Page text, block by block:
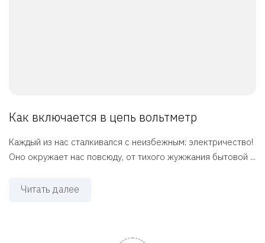
Как включается в цепь вольтметр
Каждый из нас сталкивался с неизбежным: электричество!
Оно окружает нас повсюду, от тихого жужжания бытовой ...
Читать далее